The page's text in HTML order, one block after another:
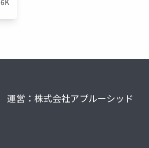
6K
運営：株式会社アプルーシッド